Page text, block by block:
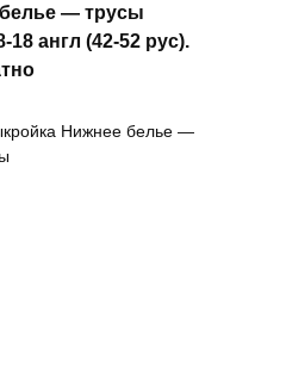
— трусы
англ (42-52 рус).
Нижнее белье —